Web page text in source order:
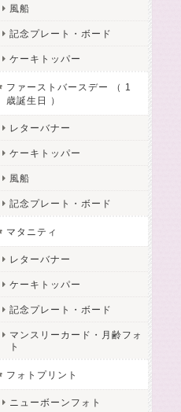
風船
記念プレート・ボード
ケーキトッパー
ファーストバースデー （ 1
歳誕生日 ）
レターバナー
ケーキトッパー
風船
記念プレート・ボード
マタニティ
レターバナー
ケーキトッパー
記念プレート・ボード
マンスリーカード・月齢フォ
ト
フォトプリント
ニューボーンフォト